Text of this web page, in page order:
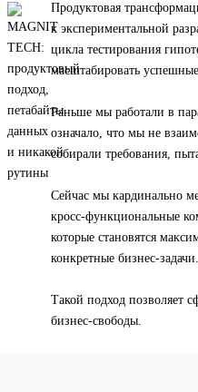
Продуктовая
к экспериментальной
цикла тестирования
масштабировать
Раньше мы работали в
означало, что мы не
собирали требования,
Сейчас мы кардинально
кросс-функциональные
которые становятся
конкретные бизнес-задачи.
Такой подход позволяет
бизнес-свободы.